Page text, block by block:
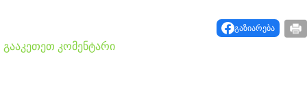
გაზიარება
გააკეთეთ კომენტარი